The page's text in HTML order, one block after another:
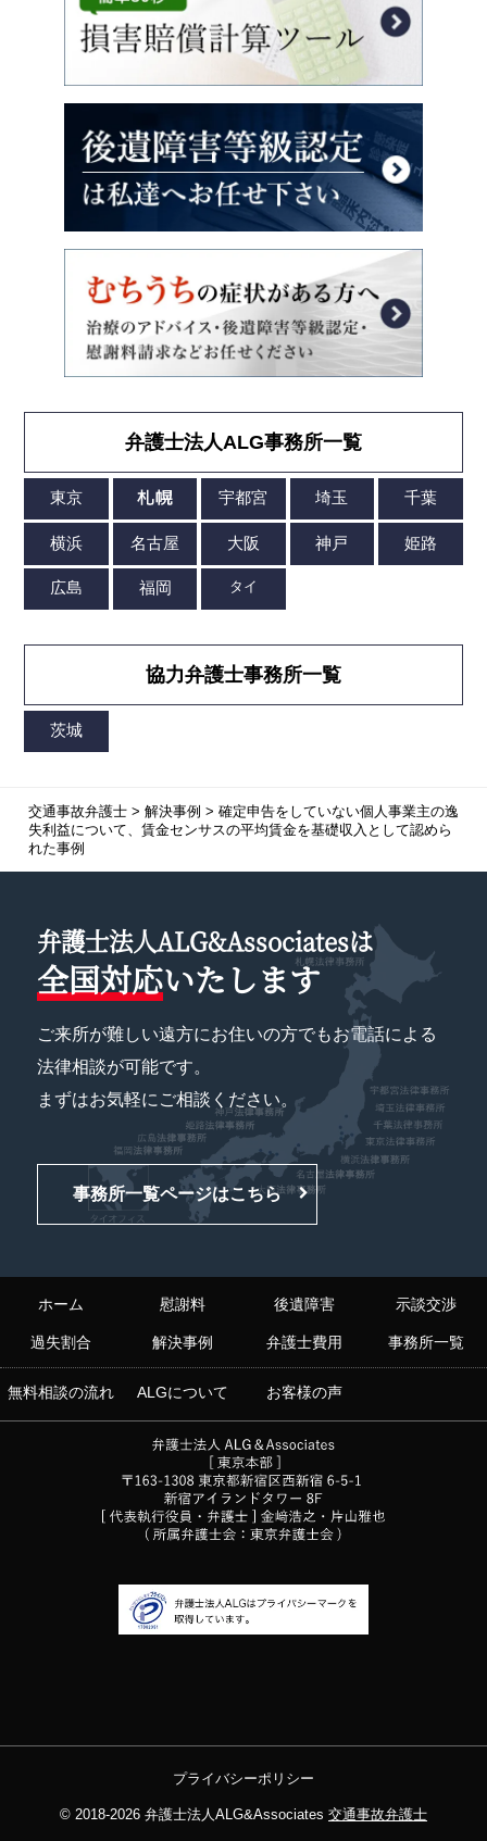
弁護士法人ALG事務所一覧
協力弁護士事務所一覧
交通事故弁護士> 解決事例 > 確定申告をしていない個人事業主の逸
失利益について、賃金センサスの平均賃金を基礎収入として認めら
れた事例
弁護士法人ALG&Associatesは
全国対応いたします
ご来所が難しい遠方にお住いの方でもお電話による
法律相談が可能です。
まずはお気軽にご相談ください。
事務所一覧ページはこちら
ホーム 慰謝料 後遺障害 示談交渉
過失割合 解決事例 弁護士費用 事務所一覧
無料相談の流れ ALGについて お客様の声
プライバシーポリシー
© 2018-2026 弁護士法人ALG&Associates 交通事故弁護士